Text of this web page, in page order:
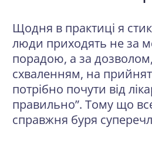
Щодня в практиці я
люди приходять не за
порадою, а за
схваленням, на
потрібно почути від
правильно”. Тому що
справжня буря